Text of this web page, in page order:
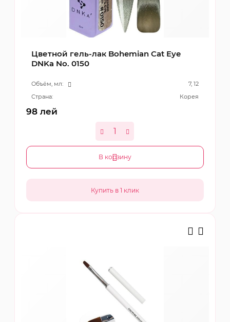
Цветной гель-лак Bohemian Cat Eye
DNKa No. 0150
Объём, мл:
7, 12
Страна:
Корея
98 лей
В корзину